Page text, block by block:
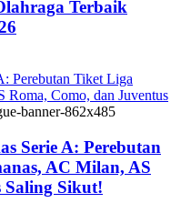
Terbaik
Perebutan Tiket Liga
Roma, Como, dan Juventus
Serie A: Perebutan
AC Milan, AS
Saling Sikut!